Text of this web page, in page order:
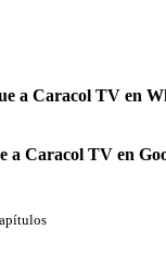
a Caracol TV en
a Caracol TV en